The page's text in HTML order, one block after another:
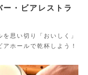
・ビアレストラ
思い切り「おいしく」
ホールで乾杯しよう！